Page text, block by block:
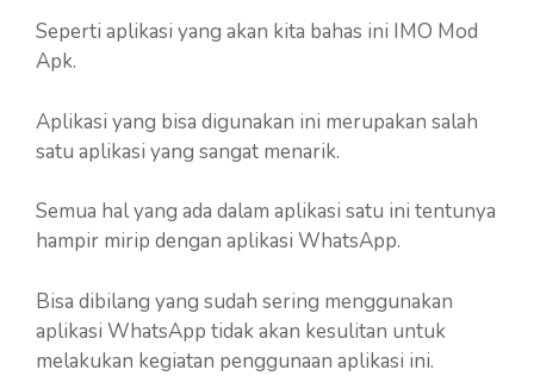
Seperti aplikasi yang akan kita bahas ini IMO Mod
Apk.
Aplikasi yang bisa digunakan ini merupakan salah
satu aplikasi yang sangat menarik.
Semua hal yang ada dalam aplikasi satu ini tentunya
hampir mirip dengan aplikasi WhatsApp.
Bisa dibilang yang sudah sering menggunakan
aplikasi WhatsApp tidak akan kesulitan untuk
melakukan kegiatan penggunaan aplikasi ini.